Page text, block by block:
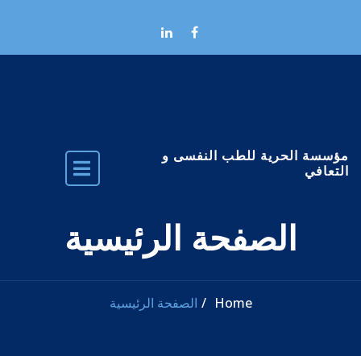
مؤسسة الحرية للطب النفسى و
التعافي
الصفحة الرئيسية
Home الصفحة الرئيسية